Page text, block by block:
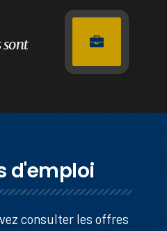
sont
d'emploi
consulter les offres